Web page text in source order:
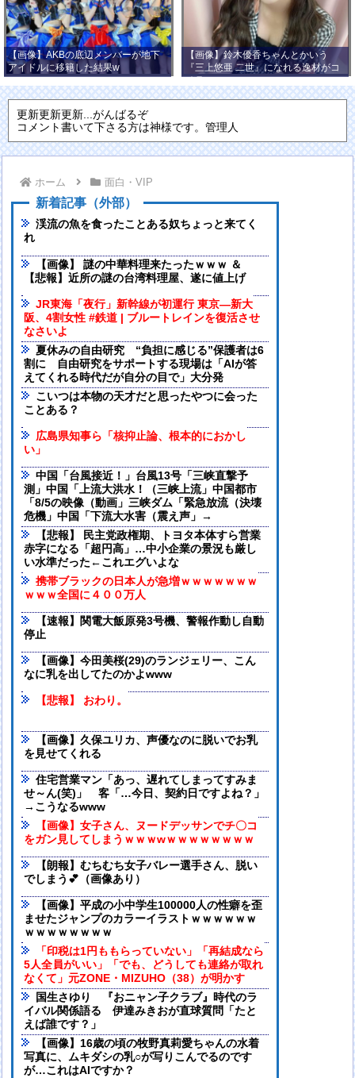
【画像】AKBの底辺メンバーが地下
アイドルに移籍した結果w
【画像】鈴木優香ちゃんとかいう
『三上悠亜 二世』になれる逸材がコ
チラ
更新更新更新...がんばるぞ
コメント書いて下さる方は神様です。管理人
ホーム 面白・VIP
新着記事（外部）
渓流の魚を食ったことある奴ちょっと来てく
れ
【画像】 謎の中華料理来たったｗｗｗ ＆
【悲報】近所の謎の台湾料理屋、遂に値上げ
JR東海「夜行」新幹線が初運行 東京―新大
阪、4割女性 #鉄道 | ブルートレインを復活させ
なさいよ
夏休みの自由研究 “負担に感じる”保護者は6
割に 自由研究をサポートする現場は「AIが答
えてくれる時代だが自分の目で」大分発
こいつは本物の天才だと思ったやつに会った
ことある？
広島県知事ら「核抑止論、根本的におかし
い」
中国「台風接近！」台風13号「三峡直撃予
測」中国「上流大洪水！（三峡上流」中国都市
「8/5の映像（動画」三峡ダム「緊急放流（決壊
危機」中国「下流大水害（震え声」→
【悲報】 民主党政権期、トヨタ本体すら営業
赤字になる「超円高」…中小企業の景況も厳し
い水準だった←これエグいよな
携帯ブラックの日本人が急増ｗｗｗｗｗｗｗ
ｗｗｗ全国に４００万人
【速報】関電大飯原発3号機、警報作動し自動
停止
【画像】今田美桜(29)のランジェリー、こん
なに乳を出してたのかよwww
【悲報】 おわり。
【画像】久保ユリカ、声優なのに脱いでお乳
を見せてくれる
住宅営業マン「あっ、遅れてしまってすみま
せ～ん(笑)」 客「…今日、契約日ですよね？」
→こうなるwww
【画像】女子さん、ヌードデッサンでチ〇コ
をガン見してしまうｗｗｗwｗｗｗｗｗｗｗｗ
【朗報】むちむち女子バレー選手さん、脱い
でしまう💕（画像あり）
【画像】平成の小中学生100000人の性癖を歪
ませたジャンプのカラーイラストｗｗｗｗｗｗ
ｗｗｗｗｗｗｗｗ
「印税は1円ももらっていない」「再結成なら
5人全員がいい」「でも、どうしても連絡が取れ
なくて」元ZONE・MIZUHO（38）が明かす
国生さゆり 『おニャン子クラブ』時代のラ
イバル関係語る 伊達みきおが直球質問「たと
えば誰です？」
【画像】16歳の頃の牧野真莉愛ちゃんの水着
写真に、ムキダシの乳○が写りこんでるのです
が…これはAIですか？